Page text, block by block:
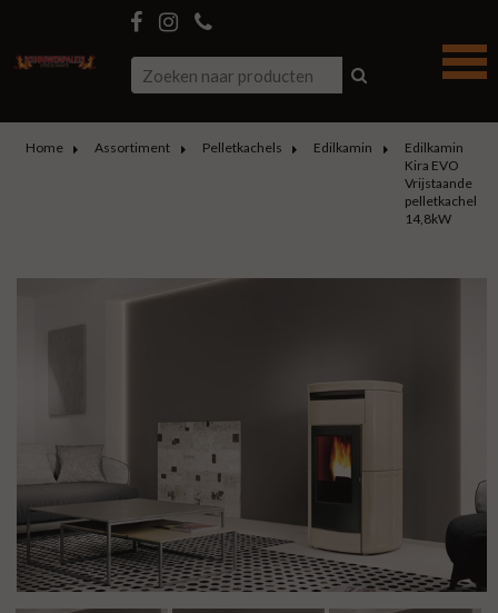
Home Assortiment Pelletkachels Edilkamin
Edilkamin
Kira EVO
Vrijstaande
pelletkachel
14,8kW